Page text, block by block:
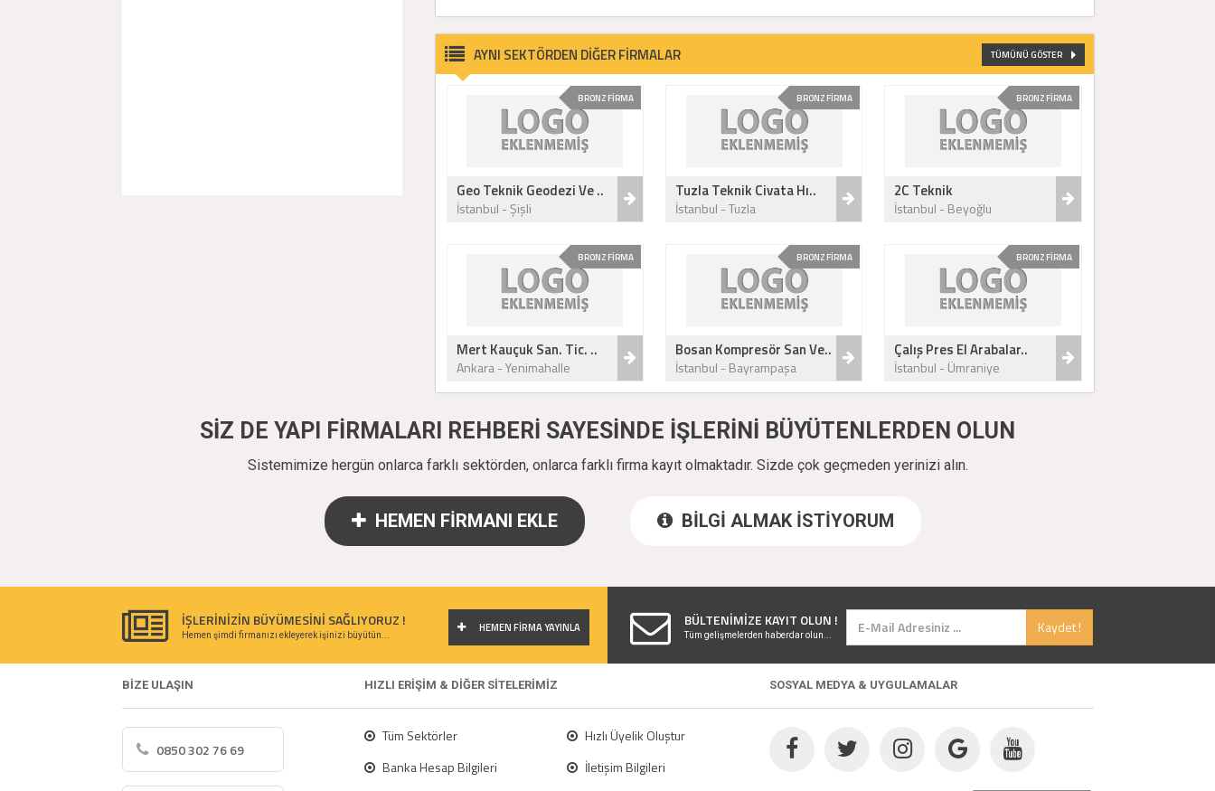
AYNI SEKTÖRDEN DİĞER FİRMALAR TÜMÜNÜ GÖSTER
BRONZ FİRMA
Geo Teknik Geodezi Ve ..
İstanbul - Şişli
BRONZ FİRMA
Tuzla Teknik Civata Hı..
İstanbul - Tuzla
BRONZ FİRMA
2C Teknik
İstanbul - Beyoğlu
BRONZ FİRMA
Mert Kauçuk San. Tic. ..
Ankara - Yenimahalle
BRONZ FİRMA
Bosan Kompresör San Ve..
İstanbul - Bayrampaşa
BRONZ FİRMA
Çalış Pres El Arabalar..
İstanbul - Ümraniye
SİZ DE YAPI FİRMALARI REHBERİ SAYESİNDE İŞLERİNİ BÜYÜTENLERDEN OLUN
Sistemimize hergün onlarca farklı sektörden, onlarca farklı firma kayıt olmaktadır. Sizde çok geçmeden yerinizi alın.
HEMEN FİRMANI EKLE BİLGİ ALMAK İSTİYORUM
İŞLERİNİZİN BÜYÜMESİNİ SAĞLIYORUZ ! HEMEN FİRMA YAYINLA
Hemen şimdi firmanızı ekleyerek işinizi büyütün...
BÜLTENİMİZE KAYIT OLUN ! Kaydet !
Tüm gelişmelerden haberdar olun...
BİZE ULAŞIN HIZLI ERİŞİM & DİĞER SİTELERİMİZ SOSYAL MEDYA & UYGULAMALAR
0850 302 76 69
Tüm Sektörler
Hızlı Üyelik Oluştur
Banka Hesap Bilgileri
İletişim Bilgileri